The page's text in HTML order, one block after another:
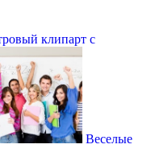
клипарт с
Веселые